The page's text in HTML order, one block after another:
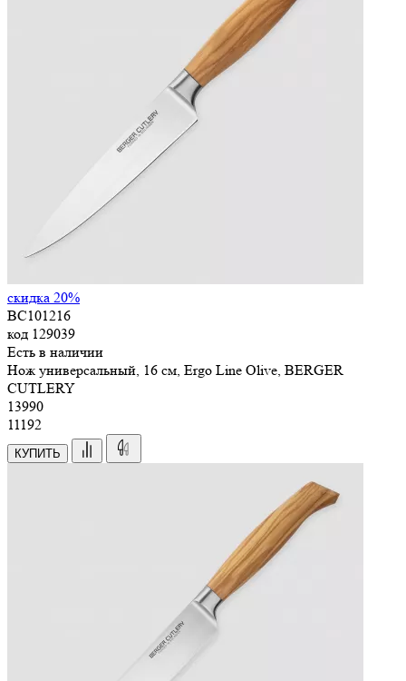
скидка 20%
BC101216
код 129039
Есть в наличии
Нож универсальный, 16 см, Ergo Line Olive, BERGER
CUTLERY
13990
11192
КУПИТЬ